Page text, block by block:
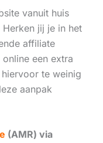
vanuit huis
Herken jij je in het
affiliate
een extra
te weinig
aanpak
(AMR) via